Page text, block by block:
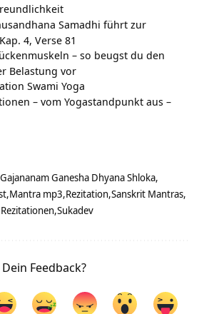
Samadhi führt zur
4, Verse 81
– so beugst du den
Belastung vor
Swami Yoga
– vom Yogastandpunkt aus –
Gajananam Ganesha Dhyana Shloka
Mantra mp3 Rezitation Sanskrit Mantras
Sukadev
Dein Feedback?